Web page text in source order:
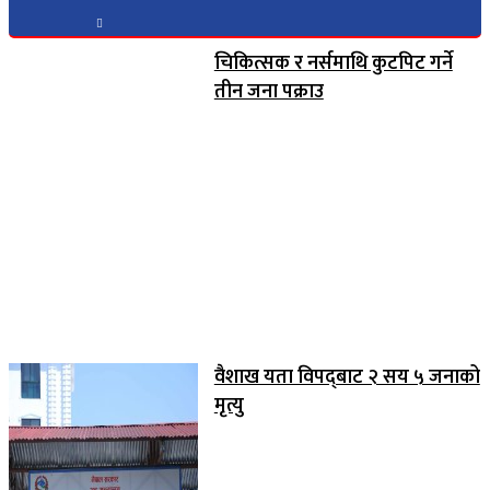
चिकित्सक र नर्समाथि कुटपिट गर्ने
तीन जना पक्राउ
वैशाख यता विपद्‌बाट २ सय ५ जनाको
मृत्यु